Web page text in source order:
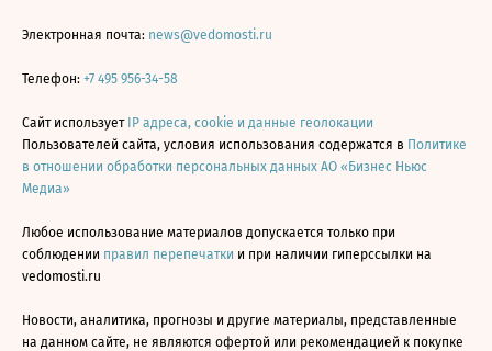
Электронная почта: news@vedomosti.ru
Телефон: +7 495 956-34-58
Сайт использует IP адреса, cookie и данные геолокации
Пользователей сайта, условия использования содержатся в Политике
в отношении обработки персональных данных АО «Бизнес Ньюс
Медиа»
Любое использование материалов допускается только при
соблюдении правил перепечатки и при наличии гиперссылки на
vedomosti.ru
Новости, аналитика, прогнозы и другие материалы, представленные
на данном сайте, не являются офертой или рекомендацией к покупке